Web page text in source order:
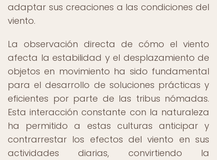
adaptar sus creaciones a las condiciones del
viento.
La observación directa de cómo el viento
afecta la estabilidad y el desplazamiento de
objetos en movimiento ha sido fundamental
para el desarrollo de soluciones prácticas y
eficientes por parte de las tribus nómadas.
Esta interacción constante con la naturaleza
ha permitido a estas culturas anticipar y
contrarrestar los efectos del viento en sus
actividades diarias, convirtiendo la